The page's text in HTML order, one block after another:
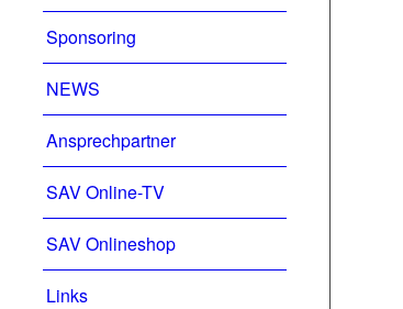
Sponsoring
NEWS
Ansprechpartner
SAV Online-TV
SAV Onlineshop
Links